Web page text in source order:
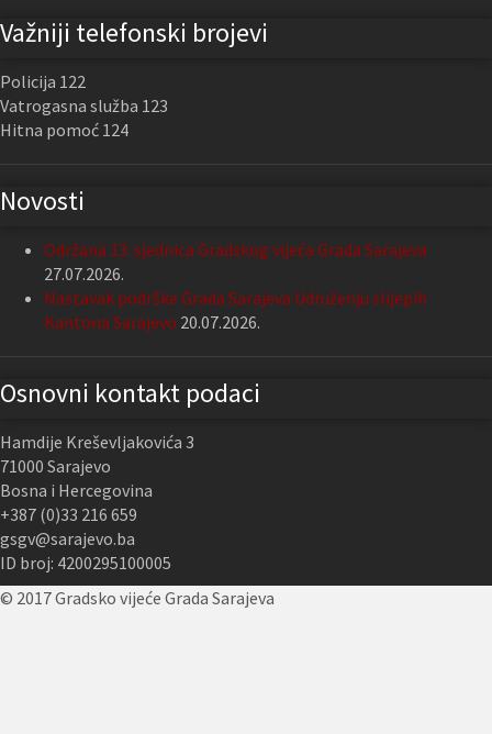
Važniji telefonski brojevi
Policija 122
Vatrogasna služba 123
Hitna pomoć 124
Novosti
Održana 13. sjednica Gradskog vijeća Grada Sarajeva
27.07.2026.
Nastavak podrške Grada Sarajeva Udruženju slijepih
Kantona Sarajevo 20.07.2026.
Osnovni kontakt podaci
Hamdije Kreševljakovića 3
71000 Sarajevo
Bosna i Hercegovina
+387 (0)33 216 659
gsgv@sarajevo.ba
ID broj: 4200295100005
© 2017 Gradsko vijeće Grada Sarajeva